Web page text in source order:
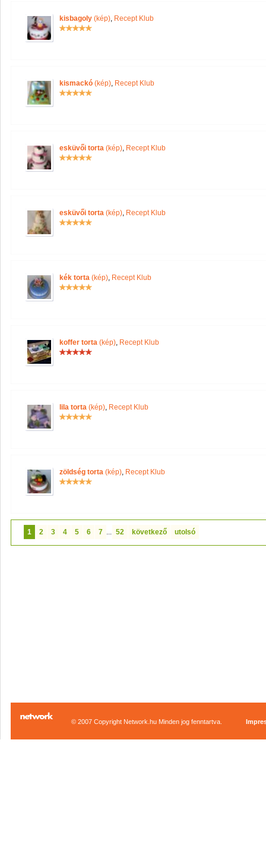
kisbagoly (kép), Recept Klub
kismackó (kép), Recept Klub
esküvői torta (kép), Recept Klub
esküvői torta (kép), Recept Klub
kék torta (kép), Recept Klub
koffer torta (kép), Recept Klub
lila torta (kép), Recept Klub
zöldség torta (kép), Recept Klub
1 2 3 4 5 6 7 ... 52 következő utolsó
© 2007 Copyright Network.hu Minden jog fenntartva.